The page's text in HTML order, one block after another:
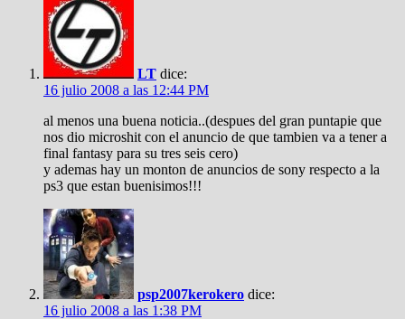
LT dice:
16 julio 2008 a las 12:44 PM
al menos una buena noticia..(despues del gran puntapie que
nos dio microshit con el anuncio de que tambien va a tener a
final fantasy para su tres seis cero)
y ademas hay un monton de anuncios de sony respecto a la
ps3 que estan buenisimos!!!
psp2007kerokero dice:
16 julio 2008 a las 1:38 PM